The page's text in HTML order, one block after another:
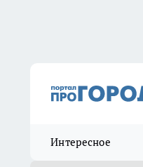
Интересное